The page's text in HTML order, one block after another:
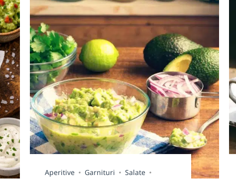
Aperitive Garnituri
Salate
Băuturi